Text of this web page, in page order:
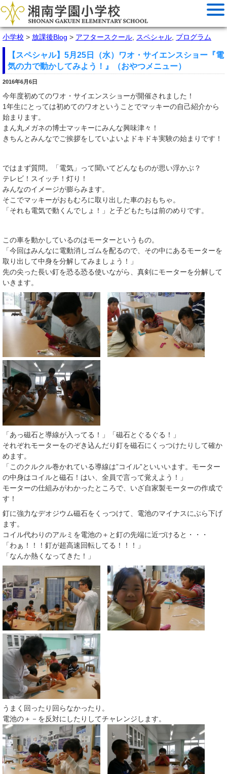
小学校 > 放課後Blog > アフタースクール スペシャル プログラム
【スペシャル】5月25日（水）ワオ・サイエンスショー『電
気の力で動かしてみよう！』（おやつメニュー）
2016年6月6日
今年度初めてのワオ・サイエンスショーが開催されました！
1年生にとっては初めてのワオということでマッキーの自己紹介から
始まります。
まん丸メガネの博士マッキーにみんな興味津々！
きちんとみんなでご挨拶をしていよいよドキドキ実験の始まりです！
ではまず質問。「電気」って聞いてどんなものが思い浮かぶ？
テレビ！スイッチ！灯り！
みんなのイメージが膨らみます。
そこでマッキーがおもむろに取り出した車のおもちゃ。
「それも電気で動くんでしょ！」と子どもたちは前のめりです。
この車を動かしているのはモーターというもの。
「今回はみんなに電動消しゴムを配るので、その中にあるモーターを
取り出して中身を分解してみましょう！」
先の尖った長い釘を恐る恐る使いながら、真剣にモーターを分解して
いきます。
「あっ磁石と導線が入ってる！」「磁石とぐるぐる！」
それぞれモーターをのぞき込んだり釘を磁石にくっつけたりして確か
めます。
「このクルクル巻かれている導線は”コイル”といいいます。モーター
の中身はコイルと磁石！はい、全員で言って覚えよう！」
モーターの仕組みがわかったところで、いざ自家製モーターの作成で
す！
釘に強力なデオジウム磁石をくっつけて、電池のマイナスにぶら下げ
ます。
コイル代わりのアルミを電池の＋と釘の先端に近づけると・・・
「わぁ！！！釘が超高速回転してる！！！」
「なんか熱くなってきた！」
うまく回ったり回らなかったり。
電池の＋－を反対にしたりしてチャレンジします。